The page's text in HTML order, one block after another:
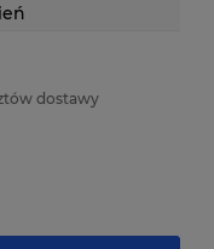
dostawy